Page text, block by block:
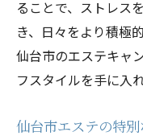
ション
エステで心と体
エステで心
ることで、ストレス
き、日々をより積極
仙台市のエステキャ
フスタイルを手に入
仙台市エステの特